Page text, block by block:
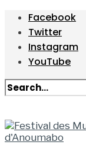
Facebook
Twitter
Instagram
YouTube